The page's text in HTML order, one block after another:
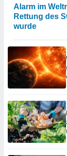
Alarm im
Rettung des
wurde